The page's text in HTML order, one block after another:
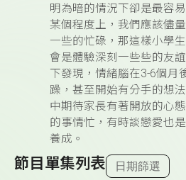
明為暗的情況下卻是最容
某個程度上，我們應該儘
一些的忙碌，那這樣小學
會是體驗深刻一些些的友
下發現，情緒腦在3-6個月
躁，甚至開始有分手的想
中期待家長有著開放的心
的事情忙，有時談戀愛也
養成。
節目單集列表 日期篩選